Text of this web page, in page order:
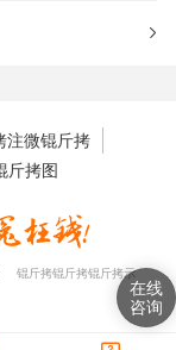
注微锟斤拷
斤拷图
锟斤拷锟斤拷锟斤拷示